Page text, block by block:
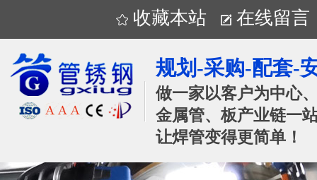
收藏本站 在线留言
规划-采购-配套-
做一家以客户为中心
金属管、板产业链一
让焊管变得更简单！